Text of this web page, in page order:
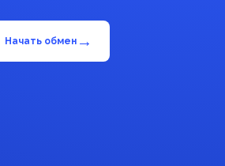
Начать обмен→